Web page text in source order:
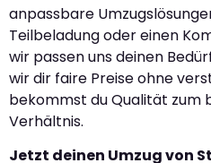
anpassbare
Teilbeladung oder einen
wir passen uns deinen
wir dir faire Preise ohne
bekommst du Qualität zum
Verhältnis.
Jetzt deinen Umzug von